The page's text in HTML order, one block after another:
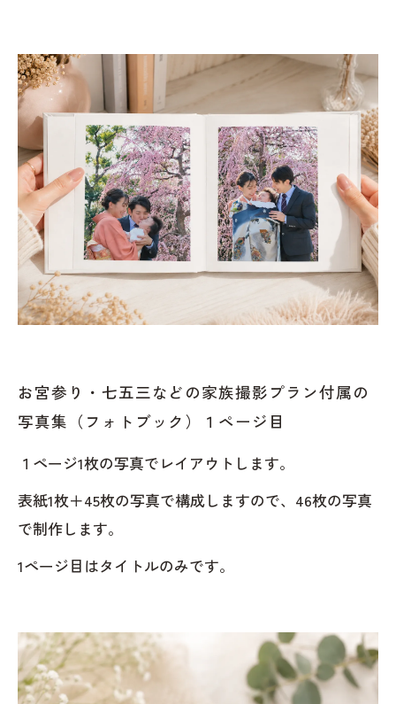
お宮参り・七五三などの家族撮影プラン付属の
写真集（フォトブック）１ページ目
１ページ1枚の写真でレイアウトします。
表紙1枚＋45枚の写真で構成しますので、46枚の写真
で制作します。
1ページ目はタイトルのみです。